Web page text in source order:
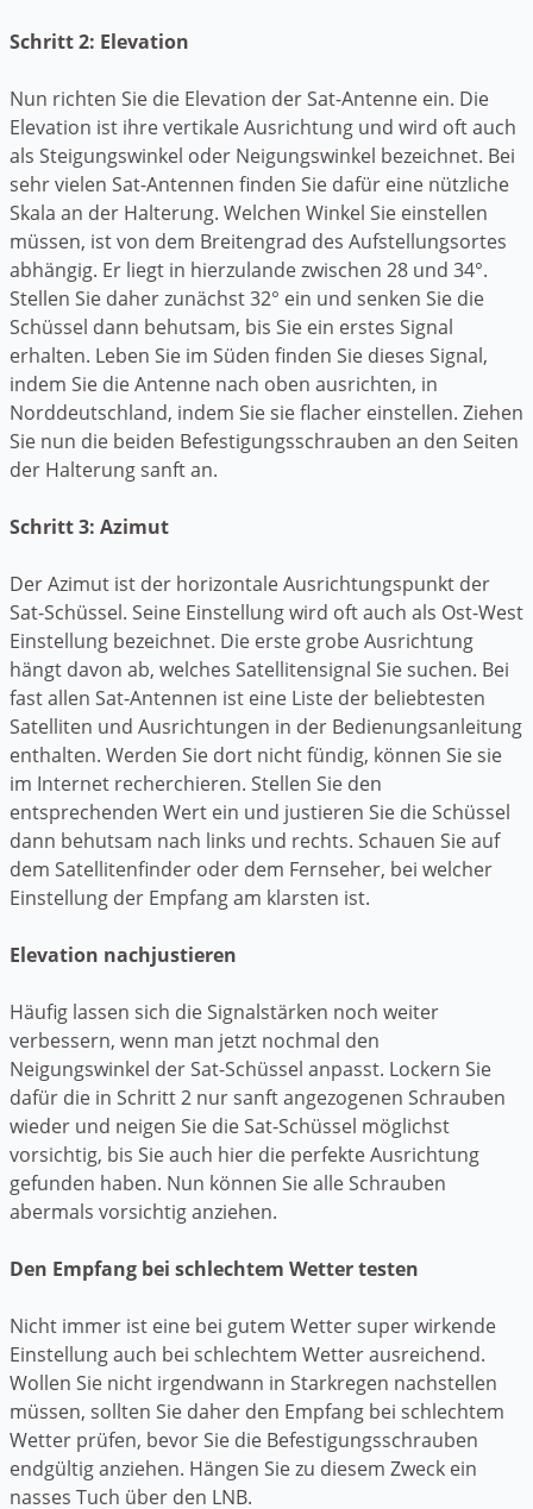
Schritt 2: Elevation
Nun richten Sie die Elevation der Sat-Antenne ein. Die
Elevation ist ihre vertikale Ausrichtung und wird oft auch
als Steigungswinkel oder Neigungswinkel bezeichnet. Bei
sehr vielen Sat-Antennen finden Sie dafür eine nützliche
Skala an der Halterung. Welchen Winkel Sie einstellen
müssen, ist von dem Breitengrad des Aufstellungsortes
abhängig. Er liegt in hierzulande zwischen 28 und 34°.
Stellen Sie daher zunächst 32° ein und senken Sie die
Schüssel dann behutsam, bis Sie ein erstes Signal
erhalten. Leben Sie im Süden finden Sie dieses Signal,
indem Sie die Antenne nach oben ausrichten, in
Norddeutschland, indem Sie sie flacher einstellen. Ziehen
Sie nun die beiden Befestigungsschrauben an den Seiten
der Halterung sanft an.
Schritt 3: Azimut
Der Azimut ist der horizontale Ausrichtungspunkt der
Sat-Schüssel. Seine Einstellung wird oft auch als Ost-West
Einstellung bezeichnet. Die erste grobe Ausrichtung
hängt davon ab, welches Satellitensignal Sie suchen. Bei
fast allen Sat-Antennen ist eine Liste der beliebtesten
Satelliten und Ausrichtungen in der Bedienungsanleitung
enthalten. Werden Sie dort nicht fündig, können Sie sie
im Internet recherchieren. Stellen Sie den
entsprechenden Wert ein und justieren Sie die Schüssel
dann behutsam nach links und rechts. Schauen Sie auf
dem Satellitenfinder oder dem Fernseher, bei welcher
Einstellung der Empfang am klarsten ist.
Elevation nachjustieren
Häufig lassen sich die Signalstärken noch weiter
verbessern, wenn man jetzt nochmal den
Neigungswinkel der Sat-Schüssel anpasst. Lockern Sie
dafür die in Schritt 2 nur sanft angezogenen Schrauben
wieder und neigen Sie die Sat-Schüssel möglichst
vorsichtig, bis Sie auch hier die perfekte Ausrichtung
gefunden haben. Nun können Sie alle Schrauben
abermals vorsichtig anziehen.
Den Empfang bei schlechtem Wetter testen
Nicht immer ist eine bei gutem Wetter super wirkende
Einstellung auch bei schlechtem Wetter ausreichend.
Wollen Sie nicht irgendwann in Starkregen nachstellen
müssen, sollten Sie daher den Empfang bei schlechtem
Wetter prüfen, bevor Sie die Befestigungsschrauben
endgültig anziehen. Hängen Sie zu diesem Zweck ein
nasses Tuch über den LNB.